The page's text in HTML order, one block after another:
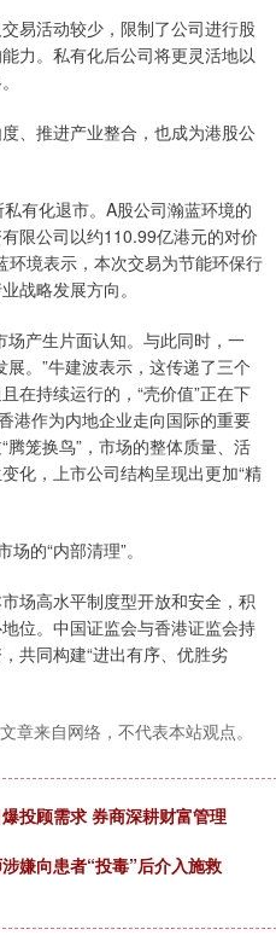
易活动较少，限制了公司进行股
力。私有化后公司将更灵活地以
、推进产业整合，也成为港股公
有化退市。A股公司瀚蓝环境的
限公司以约110.99亿港元的对价
境表示，本次交易为节能环保行
战略发展方向。
场产生片面认知。与此同时，一
展。”牛建波表示，这传递了三个
在持续运行的，“壳价值”正在下
港作为内地企业走向国际的重要
笼换鸟”，市场的整体质量、活
化，上市公司结构呈现出更加“精
的“内部清理”。
场高水平制度型开放和安全，积
位。中国证监会与香港证监会持
共同构建“进出有序、优胜劣
章来自网络，不代表本站观点。
投顾需求 券商深耕财富管理
嫌向患者“投毒”后介入施救